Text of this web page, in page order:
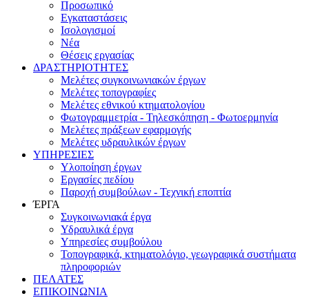
Προσωπικό
Εγκαταστάσεις
Ισολογισμοί
Νέα
Θέσεις εργασίας
ΔΡΑΣΤΗΡΙΟΤΗΤΕΣ
Μελέτες συγκοινωνιακών έργων
Μελέτες τοπογραφίες
Μελέτες εθνικού κτηματολογίου
Φωτογραμμετρία - Τηλεσκόπηση - Φωτοερμηνία
Μελέτες πράξεων εφαρμογής
Μελέτες υδραυλικών έργων
ΥΠΗΡΕΣΙΕΣ
Υλοποίηση έργων
Εργασίες πεδίου
Παροχή συμβούλων - Τεχνική εποπτία
ΈΡΓΑ
Συγκοινωνιακά έργα
Υδραυλικά έργα
Υπηρεσίες συμβούλου
Τοπογραφικά, κτηματολόγιο, γεωγραφικά συστήματα
πληροφοριών
ΠΕΛΑΤΕΣ
ΕΠΙΚΟΙΝΩΝΙΑ